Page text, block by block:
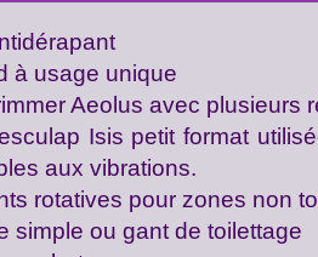
à usage unique
Aeolus avec plusieurs
Isis petit format
aux vibrations.
rotatives pour zones non
simple ou gant de toilettage